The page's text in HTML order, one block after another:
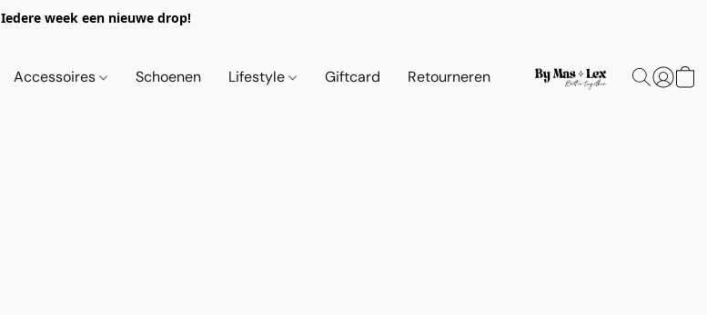
Iedere week een nieuwe drop!
Accessoires Schoenen Lifestyle Giftcard Retourneren